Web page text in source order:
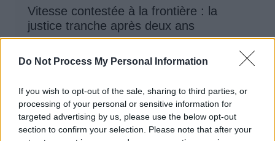
Do Not Process My Personal Information
If you wish to opt-out of the sale, sharing to third parties, or
processing of your personal or sensitive information for
targeted advertising by us, please use the below opt-out
section to confirm your selection. Please note that after your
Vitesse contestée à la frontière : la
justice tranche après deux ans